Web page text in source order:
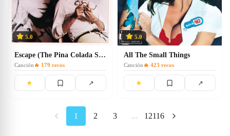
5.0
Escape (The Pina Colada Song)
Canción 🔥 179 recos
★ ↗
5.0
All The Small Things
Canción 🔥 423 recos
★ ↗
1 2 3 ... 12116